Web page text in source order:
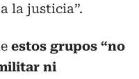
la justicia”.
estos grupos “no
ni